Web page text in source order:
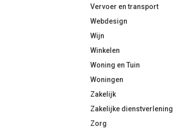
Vervoer en transport
Webdesign
Wijn
Winkelen
Woning en Tuin
Woningen
Zakelijk
Zakelijke dienstverlening
Zorg